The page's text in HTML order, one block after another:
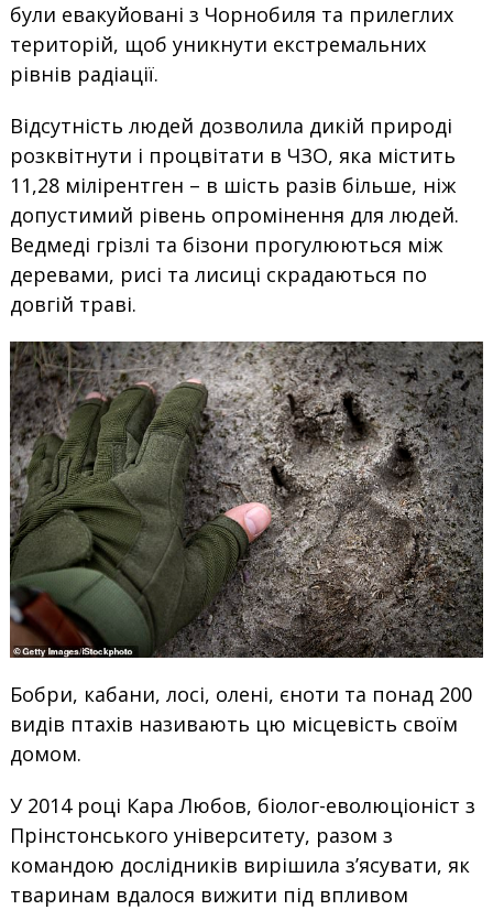
були евакуйовані з Чорнобиля та прилеглих
територій, щоб уникнути екстремальних
рівнів радіації.
Відсутність людей дозволила дикій природі
розквітнути і процвітати в ЧЗО, яка містить
11,28 мілірентген – в шість разів більше, ніж
допустимий рівень опромінення для людей.
Ведмеді грізлі та бізони прогулюються між
деревами, рисі та лисиці скрадаються по
довгій траві.
Бобри, кабани, лосі, олені, єноти та понад 200
видів птахів називають цю місцевість своїм
домом.
У 2014 році Кара Любов, біолог-еволюціоніст з
Прінстонського університету, разом з
командою дослідників вирішила з’ясувати, як
тваринам вдалося вижити під впливом